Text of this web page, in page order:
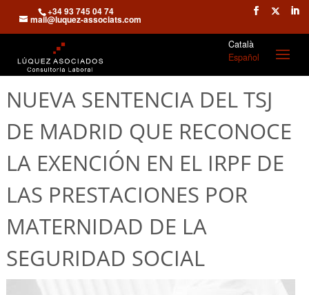
+34 93 745 04 74
mail@luquez-associats.com
Català
Español
NUEVA SENTENCIA DEL TSJ
DE MADRID QUE RECONOCE
LA EXENCIÓN EN EL IRPF DE
LAS PRESTACIONES POR
MATERNIDAD DE LA
SEGURIDAD SOCIAL